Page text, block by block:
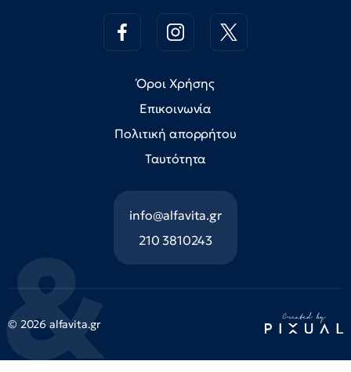
Όροι Χρήσης
Επικοινωνία
Πολιτική απορρήτου
Ταυτότητα
info@alfavita.gr
210 3810243
© 2026 alfavita.gr